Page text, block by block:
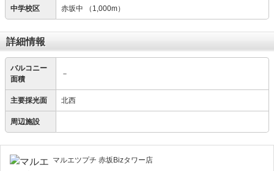
中学校区 赤坂中 （1,000m）
詳細情報
バルコニー
面積
－
主要採光面 北西
周辺施設
マルエツプチ 赤坂Bizタワー店